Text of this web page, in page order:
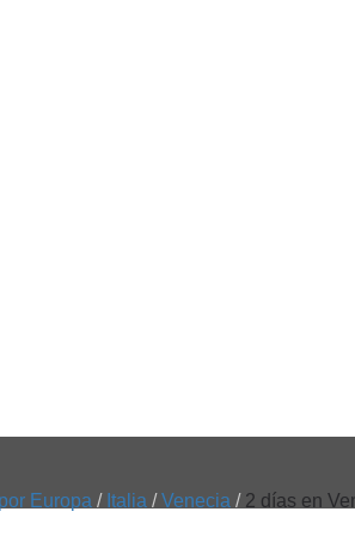
Europa / Italia / Venecia / 2 días en